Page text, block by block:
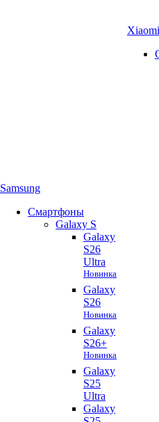
Samsung
Смартфоны
Galaxy S
Galaxy
S26
Ultra
Новинка
Galaxy
S26
Новинка
Galaxy
S26+
Новинка
Galaxy
S25
Ultra
Galaxy
Xiaomi